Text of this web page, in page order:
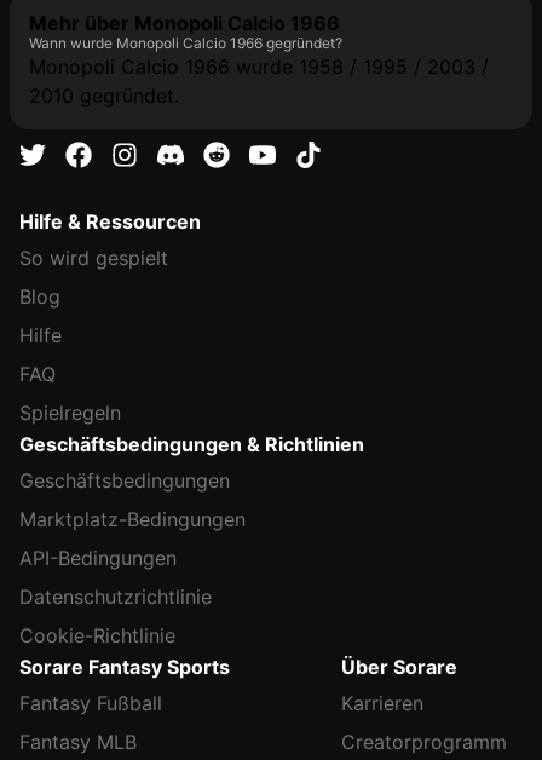
Mehr über Monopoli Calcio 1966
Wann wurde Monopoli Calcio 1966 gegründet?
Monopoli Calcio 1966 wurde 1958 / 1995 / 2003 /
2010 gegründet.
Hilfe & Ressourcen
So wird gespielt
Blog
Hilfe
FAQ
Spielregeln
Geschäftsbedingungen & Richtlinien
Geschäftsbedingungen
Marktplatz-Bedingungen
API-Bedingungen
Datenschutzrichtlinie
Cookie-Richtlinie
Sorare Fantasy Sports
Fantasy Fußball
Fantasy MLB
Über Sorare
Karrieren
Creatorprogramm